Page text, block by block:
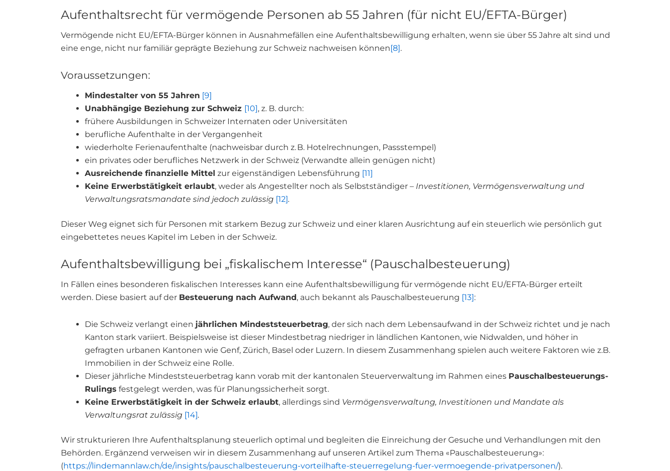
Aufenthaltsrecht für vermögende Personen ab 55 Jahren (für nicht EU/EFTA-Bürger)
Vermögende nicht EU/EFTA-Bürger können in Ausnahmefällen eine Aufenthaltsbewilligung erhalten, wenn sie über 55 Jahre alt sind und
eine enge, nicht nur familiär geprägte Beziehung zur Schweiz nachweisen können[8].
Voraussetzungen:
Mindestalter von 55 Jahren [9]
Unabhängige Beziehung zur Schweiz [10], z. B. durch:
frühere Ausbildungen in Schweizer Internaten oder Universitäten
berufliche Aufenthalte in der Vergangenheit
wiederholte Ferienaufenthalte (nachweisbar durch z. B. Hotelrechnungen, Passstempel)
ein privates oder berufliches Netzwerk in der Schweiz (Verwandte allein genügen nicht)
Ausreichende finanzielle Mittel zur eigenständigen Lebensführung [11]
Keine Erwerbstätigkeit erlaubt, weder als Angestellter noch als Selbstständiger – Investitionen, Vermögensverwaltung und
Verwaltungsratsmandate sind jedoch zulässig [12].
Dieser Weg eignet sich für Personen mit starkem Bezug zur Schweiz und einer klaren Ausrichtung auf ein steuerlich wie persönlich gut
eingebettetes neues Kapitel im Leben in der Schweiz.
Aufenthaltsbewilligung bei „fiskalischem Interesse“ (Pauschalbesteuerung)
In Fällen eines besonderen fiskalischen Interesses kann eine Aufenthaltsbewilligung für vermögende nicht EU/EFTA-Bürger erteilt
werden. Diese basiert auf der Besteuerung nach Aufwand, auch bekannt als Pauschalbesteuerung [13]:
Die Schweiz verlangt einen jährlichen Mindeststeuerbetrag, der sich nach dem Lebensaufwand in der Schweiz richtet und je nach
Kanton stark variiert. Beispielsweise ist dieser Mindestbetrag niedriger in ländlichen Kantonen, wie Nidwalden, und höher in
gefragten urbanen Kantonen wie Genf, Zürich, Basel oder Luzern. In diesem Zusammenhang spielen auch weitere Faktoren wie z.B.
Immobilien in der Schweiz eine Rolle.
Dieser jährliche Mindeststeuerbetrag kann vorab mit der kantonalen Steuerverwaltung im Rahmen eines Pauschalbesteuerungs-
Rulings festgelegt werden, was für Planungssicherheit sorgt.
Keine Erwerbstätigkeit in der Schweiz erlaubt, allerdings sind Vermögensverwaltung, Investitionen und Mandate als
Verwaltungsrat zulässig [14].
Wir strukturieren Ihre Aufenthaltsplanung steuerlich optimal und begleiten die Einreichung der Gesuche und Verhandlungen mit den
Behörden. Ergänzend verweisen wir in diesem Zusammenhang auf unseren Artikel zum Thema «Pauschalbesteuerung»:
(https://lindemannlaw.ch/de/insights/pauschalbesteuerung-vorteilhafte-steuerregelung-fuer-vermoegende-privatpersonen/).